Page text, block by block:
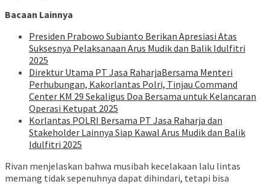
Bacaan Lainnya
Presiden Prabowo Subianto Berikan Apresiasi Atas
Suksesnya Pelaksanaan Arus Mudik dan Balik Idulfitri
2025
Direktur Utama PT Jasa RaharjaBersama Menteri
Perhubungan, Kakorlantas Polri, Tinjau Command
Center KM 29 Sekaligus Doa Bersama untuk Kelancaran
Operasi Ketupat 2025
Korlantas POLRI Bersama PT Jasa Raharja dan
Stakeholder Lainnya Siap Kawal Arus Mudik dan Balik
Idulfitri 2025
Rivan menjelaskan bahwa musibah kecelakaan lalu lintas
memang tidak sepenuhnya dapat dihindari, tetapi bisa